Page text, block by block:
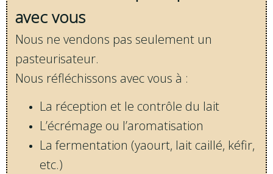
avec vous
Nous ne vendons pas seulement un
pasteurisateur.
Nous réfléchissons avec vous à :
La réception et le contrôle du lait
L’écrémage ou l’aromatisation
La fermentation (yaourt, lait caillé, kéfir,
etc.)